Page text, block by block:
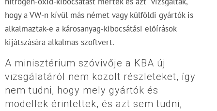
hogy a VW-n kívül más német vagy külföldi gyártók is
alkalmaztak-e a károsanyag-kibocsátási előírások
kijátszására alkalmas szoftvert.
A minisztérium szóvivője a KBA új
vizsgálatáról nem közölt részleteket, így
nem tudni, hogy mely gyártók és
modellek érintettek, és azt sem tudni,